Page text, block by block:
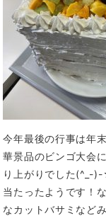
今年最後の行事は年
華景品のビンゴ大会
り上がりでした(^_-
当たったようです！
なカットバサミなど